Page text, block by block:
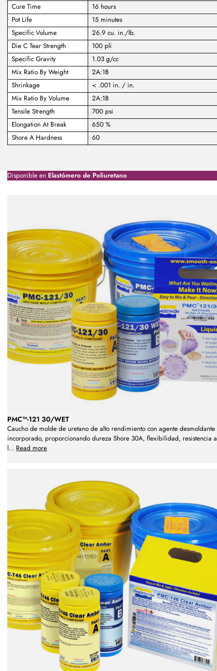
Cure Time
16 hours
Pot Life
15 minutes
Specific Volume
26.9 cu. in./lb.
Die C Tear Strength
100 pli
Specific Gravity
1.03 g/cc
Mix Ratio By Weight
2A:1B
Shrinkage
< .001 in. / in.
Mix Ratio By Volume
2A:1B
Tensile Strength
700 psi
Elongation At Break
650 %
Shore A Hardness
60
Disponible en Elastómero de Poliuretano
PMC™-121 30/WET
Caucho de molde de uretano de alto rendimiento con agente desmoldante
incorporado, proporcionando dureza Shore 30A, flexibilidad, resistencia a
l... Read more